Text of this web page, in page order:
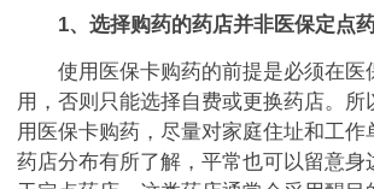
1、选择购药的药店并非医保定点
使用医保卡购药的前提是必须在医
用，否则只能选择自费或更换药店。所
用医保卡购药，尽量对家庭住址和工作
药店分布有所了解，平常也可以留意身